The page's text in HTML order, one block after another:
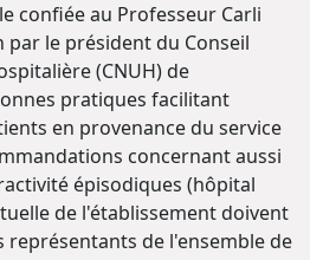
confiée au Professeur Carli
le président du Conseil
(CNUH) de
pratiques facilitant
en provenance du service
concernant aussi
épisodiques (hôpital
de l'établissement doivent
représentants de l'ensemble de